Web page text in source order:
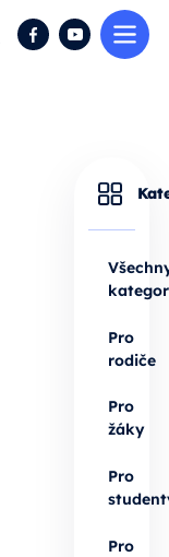
Hledat FacebookYouTube
Pro
rodiče
Pro
žáky
Pro
Pro